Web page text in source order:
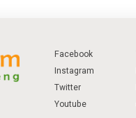
Facebook
Instagram
Twitter
Youtube